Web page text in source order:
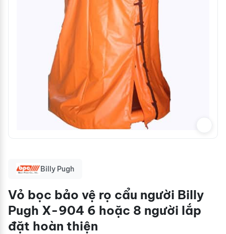
Billy Pugh
Vỏ bọc bảo vệ rọ cẩu người Billy
Pugh X-904 6 hoặc 8 người lắp
đặt hoàn thiện